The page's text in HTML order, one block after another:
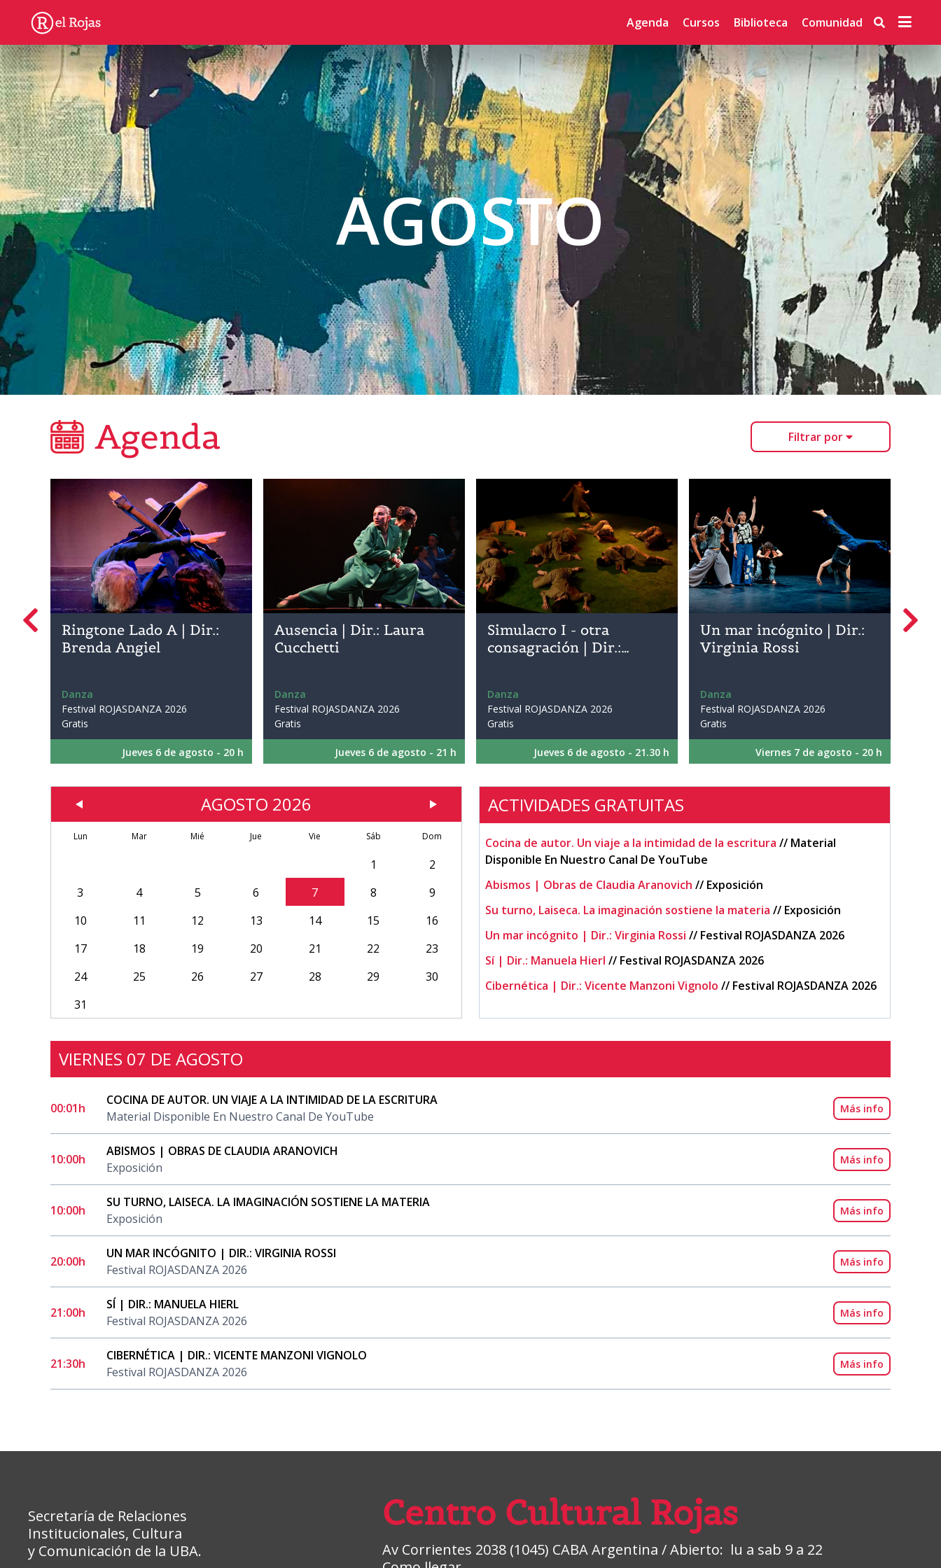
Agenda Cursos Biblioteca Comunidad
AGOSTO
Agenda Filtrar por
Ringtone Lado A | Dir.:
Brenda Angiel
Danza
Festival ROJASDANZA 2026
Gratis
Jueves 6 de agosto - 20 h
Ausencia | Dir.: Laura
Cucchetti
Danza
Festival ROJASDANZA 2026
Gratis
Jueves 6 de agosto - 21 h
Simulacro I - otra
consagración | Dir.:…
Danza
Festival ROJASDANZA 2026
Gratis
Jueves 6 de agosto - 21.30 h
Un mar incógnito | Dir.:
Virginia Rossi
Danza
Festival ROJASDANZA 2026
Gratis
Viernes 7 de agosto - 20 h
Sí |
AGOSTO 2026
Lun Mar Mié Jue Vie Sáb Dom
1
2
3
4 5 6 7 8
9
10
11 12 13 14 15
16
17
18 19 20 21 22
23
24
25 26 27 28 29
30
31
ACTIVIDADES GRATUITAS
Cocina de autor. Un viaje a la intimidad de la escritura // Material
Disponible En Nuestro Canal De YouTube
Abismos | Obras de Claudia Aranovich // Exposición
Su turno, Laiseca. La imaginación sostiene la materia // Exposición
Un mar incógnito | Dir.: Virginia Rossi // Festival ROJASDANZA 2026
Sí | Dir.: Manuela Hierl // Festival ROJASDANZA 2026
Cibernética | Dir.: Vicente Manzoni Vignolo // Festival ROJASDANZA 2026
VIERNES 07 DE AGOSTO
00:01h
COCINA DE AUTOR. UN VIAJE A LA INTIMIDAD DE LA ESCRITURA
Material Disponible En Nuestro Canal De YouTube
Más info
10:00h
ABISMOS | OBRAS DE CLAUDIA ARANOVICH
Exposición
Más info
10:00h
SU TURNO, LAISECA. LA IMAGINACIÓN SOSTIENE LA MATERIA
Exposición
Más info
20:00h
UN MAR INCÓGNITO | DIR.: VIRGINIA ROSSI
Festival ROJASDANZA 2026
Más info
21:00h
SÍ | DIR.: MANUELA HIERL
Festival ROJASDANZA 2026
Más info
21:30h
CIBERNÉTICA | DIR.: VICENTE MANZONI VIGNOLO
Festival ROJASDANZA 2026
Más info
Secretaría de Relaciones
Institucionales, Cultura
y Comunicación de la UBA.
Centro Cultural Rojas
Av Corrientes 2038 (1045) CABA Argentina / Abierto: lu a sab 9 a 22